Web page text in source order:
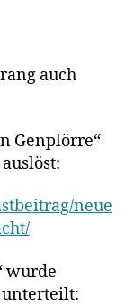
auch
Genplörre“
neue
wurde